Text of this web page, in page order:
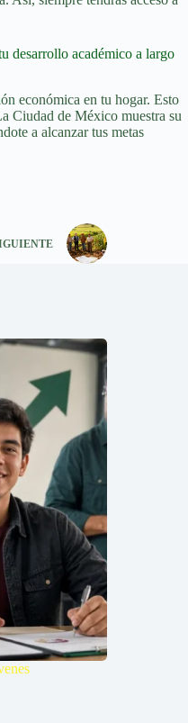
desarrollo académico a largo
económica en tu hogar. Esto
Ciudad de México muestra su
a alcanzar tus metas